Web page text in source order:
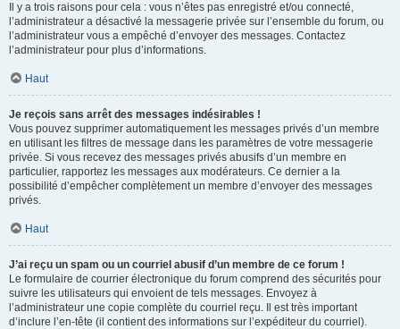
Il y a trois raisons pour cela : vous n’êtes pas enregistré et/ou connecté,
l’administrateur a désactivé la messagerie privée sur l’ensemble du forum, ou
l’administrateur vous a empêché d’envoyer des messages. Contactez
l’administrateur pour plus d’informations.
Haut
Je reçois sans arrêt des messages indésirables !
Vous pouvez supprimer automatiquement les messages privés d’un membre
en utilisant les filtres de message dans les paramètres de votre messagerie
privée. Si vous recevez des messages privés abusifs d’un membre en
particulier, rapportez les messages aux modérateurs. Ce dernier a la
possibilité d’empêcher complètement un membre d’envoyer des messages
privés.
Haut
J’ai reçu un spam ou un courriel abusif d’un membre de ce forum !
Le formulaire de courrier électronique du forum comprend des sécurités pour
suivre les utilisateurs qui envoient de tels messages. Envoyez à
l’administrateur une copie complète du courriel reçu. Il est très important
d’inclure l’en-tête (il contient des informations sur l’expéditeur du courriel).